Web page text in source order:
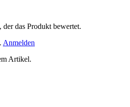
das Produkt bewertet.
Anmelden
Artikel.